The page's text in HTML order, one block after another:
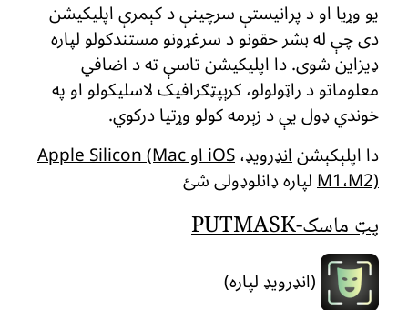
یو وړیا او د پرانیستې سرچینې د کېمرې اپلیکیشن
دی چې له بشر حقونو د سرغړونو مستندکولو لپاره
ډیزاین شوی. دا اپلیکیشن تاسې ته د اضافي
معلوماتو د راټولولو، کرېپټګرافیک لاسلیکولو او په
خوندي ډول یې د زېرمه کولو وړتیا درکوي.
دا اپلېکېشن انډرویډ،
iOS او Apple Silicon (Mac
M1،M2) لپاره ډانلوډولی شئ
پټ ماسک-PUTMASK
(انډرویډ لپاره)